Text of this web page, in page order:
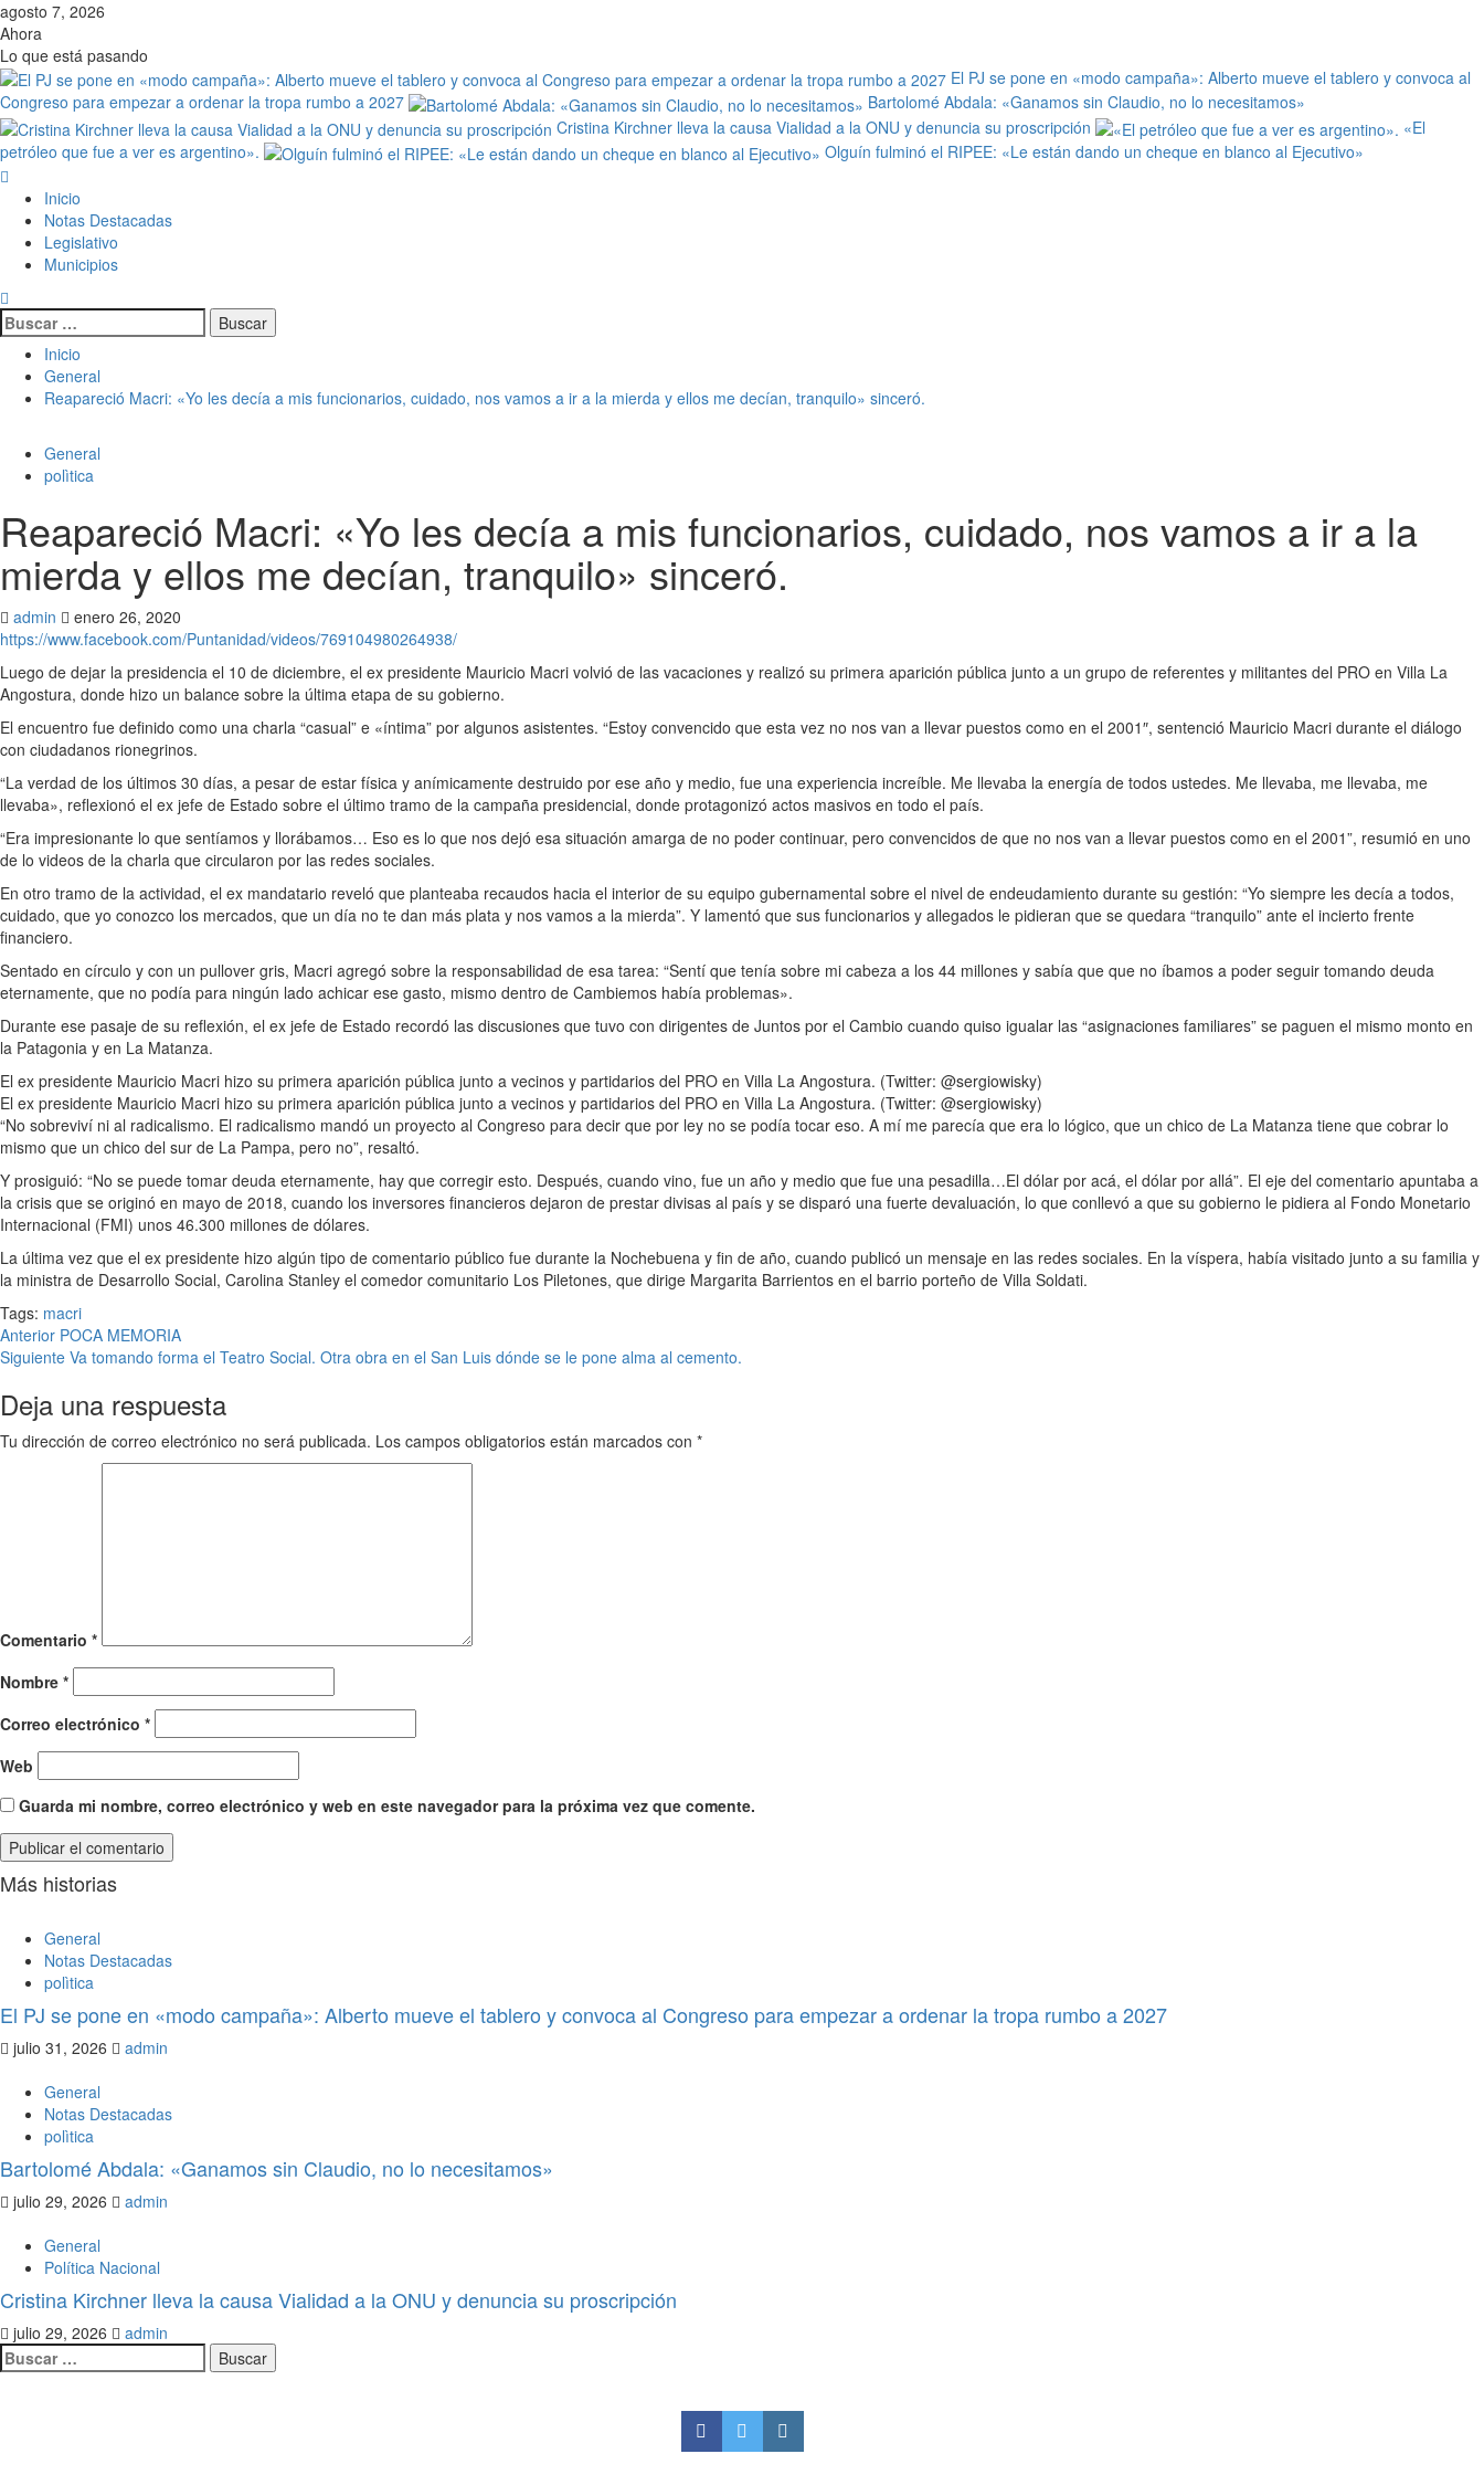
agosto 7, 2026
Ahora
Lo que está pasando
El PJ se pone en «modo campaña»: Alberto mueve el tablero y convoca al
Congreso para empezar a ordenar la tropa rumbo a 2027
Bartolomé Abdala: «Ganamos sin Claudio, no lo necesitamos»
Cristina Kirchner lleva la causa Vialidad a la ONU y denuncia su proscripción
«El
petróleo que fue a ver es argentino».
Olguín fulminó el RIPEE: «Le están dando un cheque en blanco al Ejecutivo»
Inicio
Notas Destacadas
Legislativo
Municipios
Inicio
General
Reapareció Macri: «Yo les decía a mis funcionarios, cuidado, nos vamos a ir a la mierda y ellos me decían, tranquilo» sinceró.
General
polìtica
Reapareció Macri: «Yo les decía a mis funcionarios, cuidado, nos vamos a ir a la
mierda y ellos me decían, tranquilo» sinceró.
admin
enero 26, 2020
https://www.facebook.com/Puntanidad/videos/769104980264938/
Luego de dejar la presidencia el 10 de diciembre, el ex presidente Mauricio Macri volvió de las vacaciones y realizó su primera aparición pública junto a un grupo de referentes y militantes del PRO en Villa La
Angostura, donde hizo un balance sobre la última etapa de su gobierno.
El encuentro fue definido como una charla “casual” e «íntima” por algunos asistentes. “Estoy convencido que esta vez no nos van a llevar puestos como en el 2001″, sentenció Mauricio Macri durante el diálogo
con ciudadanos rionegrinos.
“La verdad de los últimos 30 días, a pesar de estar física y anímicamente destruido por ese año y medio, fue una experiencia increíble. Me llevaba la energía de todos ustedes. Me llevaba, me llevaba, me
llevaba», reflexionó el ex jefe de Estado sobre el último tramo de la campaña presidencial, donde protagonizó actos masivos en todo el país.
“Era impresionante lo que sentíamos y llorábamos… Eso es lo que nos dejó esa situación amarga de no poder continuar, pero convencidos de que no nos van a llevar puestos como en el 2001”, resumió en uno
de lo videos de la charla que circularon por las redes sociales.
En otro tramo de la actividad, el ex mandatario reveló que planteaba recaudos hacia el interior de su equipo gubernamental sobre el nivel de endeudamiento durante su gestión: “Yo siempre les decía a todos,
cuidado, que yo conozco los mercados, que un día no te dan más plata y nos vamos a la mierda”. Y lamentó que sus funcionarios y allegados le pidieran que se quedara “tranquilo” ante el incierto frente
financiero.
Sentado en círculo y con un pullover gris, Macri agregó sobre la responsabilidad de esa tarea: “Sentí que tenía sobre mi cabeza a los 44 millones y sabía que que no íbamos a poder seguir tomando deuda
eternamente, que no podía para ningún lado achicar ese gasto, mismo dentro de Cambiemos había problemas».
Durante ese pasaje de su reflexión, el ex jefe de Estado recordó las discusiones que tuvo con dirigentes de Juntos por el Cambio cuando quiso igualar las “asignaciones familiares” se paguen el mismo monto en
la Patagonia y en La Matanza.
El ex presidente Mauricio Macri hizo su primera aparición pública junto a vecinos y partidarios del PRO en Villa La Angostura. (Twitter: @sergiowisky)
El ex presidente Mauricio Macri hizo su primera aparición pública junto a vecinos y partidarios del PRO en Villa La Angostura. (Twitter: @sergiowisky)
“No sobreviví ni al radicalismo. El radicalismo mandó un proyecto al Congreso para decir que por ley no se podía tocar eso. A mí me parecía que era lo lógico, que un chico de La Matanza tiene que cobrar lo
mismo que un chico del sur de La Pampa, pero no”, resaltó.
Y prosiguió: “No se puede tomar deuda eternamente, hay que corregir esto. Después, cuando vino, fue un año y medio que fue una pesadilla…El dólar por acá, el dólar por allá”. El eje del comentario apuntaba a
la crisis que se originó en mayo de 2018, cuando los inversores financieros dejaron de prestar divisas al país y se disparó una fuerte devaluación, lo que conllevó a que su gobierno le pidiera al Fondo Monetario
Internacional (FMI) unos 46.300 millones de dólares.
La última vez que el ex presidente hizo algún tipo de comentario público fue durante la Nochebuena y fin de año, cuando publicó un mensaje en las redes sociales. En la víspera, había visitado junto a su familia y
la ministra de Desarrollo Social, Carolina Stanley el comedor comunitario Los Piletones, que dirige Margarita Barrientos en el barrio porteño de Villa Soldati.
Tags: macri
Anterior POCA MEMORIA
Siguiente Va tomando forma el Teatro Social. Otra obra en el San Luis dónde se le pone alma al cemento.
Deja una respuesta
Tu dirección de correo electrónico no será publicada. Los campos obligatorios están marcados con *
Comentario *
Nombre *
Correo electrónico *
Web
Guarda mi nombre, correo electrónico y web en este navegador para la próxima vez que comente.
Más historias
General
Notas Destacadas
polìtica
El PJ se pone en «modo campaña»: Alberto mueve el tablero y convoca al Congreso para empezar a ordenar la tropa rumbo a 2027
julio 31, 2026
admin
General
Notas Destacadas
polìtica
Bartolomé Abdala: «Ganamos sin Claudio, no lo necesitamos»
julio 29, 2026
admin
General
Política Nacional
Cristina Kirchner lleva la causa Vialidad a la ONU y denuncia su proscripción
julio 29, 2026 admin
Legislativo Notas Destacadas polìtica
El Senado aprobó la ley para los que manejen alcoholizados y
provoquen accidentes, asuman los costos de la atención del sistema